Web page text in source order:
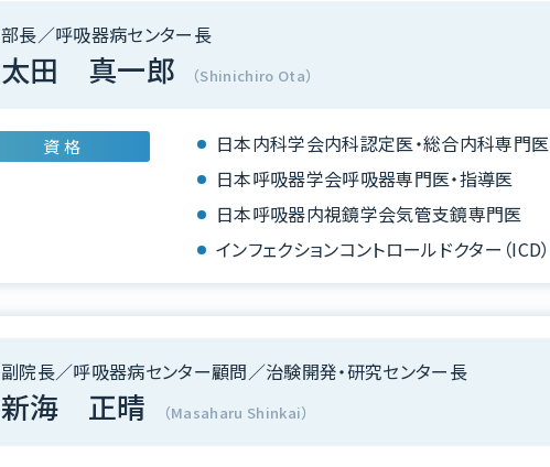
部長／呼吸器病センター長
太田 真一郎 （Shinichiro Ota）
資 格
日本内科学会内科認定医・総合内科専門医
日本呼吸器学会呼吸器専門医・指導医
日本呼吸器内視鏡学会気管支鏡専門医
インフェクションコントロールドクター（ICD）
副院長／呼吸器病センター顧問／治験開発・研究センター長
新海 正晴 （Masaharu Shinkai）